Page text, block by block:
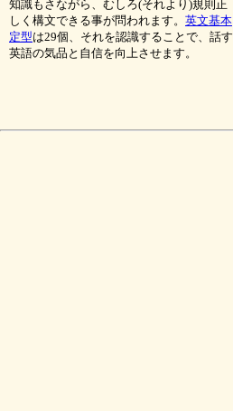
知識もさながら、むしろ(それより)規則正
しく構文できる事が問われます。 英文基本
定型は29個、それを認識することで、話す
英語の気品と自信を向上させます。